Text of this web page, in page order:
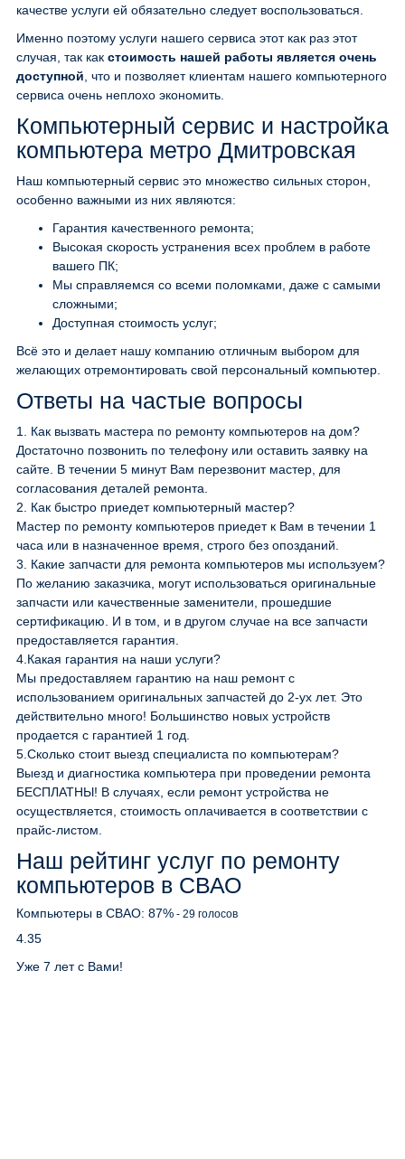
качестве услуги ей обязательно следует воспользоваться.
Именно поэтому услуги нашего сервиса этот как раз этот
случая, так как стоимость нашей работы является очень
доступной , что и позволяет клиентам нашего компьютерного
сервиса очень неплохо экономить.
Компьютерный сервис и настройка
компьютера метро Дмитровская
Наш компьютерный сервис это множество сильных сторон,
особенно важными из них являются:
Гарантия качественного ремонта;
Высокая скорость устранения всех проблем в работе
вашего ПК;
Мы справляемся со всеми поломками, даже с самыми
сложными;
Доступная стоимость услуг;
Всё это и делает нашу компанию отличным выбором для
желающих отремонтировать свой персональный компьютер.
Ответы на частые вопросы
1.
Как вызвать мастера по ремонту компьютеров на дом?
Достаточно позвонить по телефону или оставить заявку на
сайте. В течении 5 минут Вам перезвонит мастер, для
согласования деталей ремонта.
2.
Как быстро приедет компьютерный мастер?
Мастер по ремонту компьютеров приедет к Вам в течении 1
часа или в назначенное время, строго без опозданий.
3.
Какие запчасти для ремонта компьютеров мы используем?
По желанию заказчика, могут использоваться оригинальные
запчасти или качественные заменители, прошедшие
сертификацию. И в том, и в другом случае на все запчасти
предоставляется гарантия.
4. Какая гарантия на наши услуги?
Мы предоставляем гарантию на наш ремонт с
использованием оригинальных запчастей до 2-ух лет. Это
действительно много! Большинство новых устройств
продается с гарантией 1 год.
5. Сколько стоит выезд специалиста по компьютерам?
Выезд и диагностика компьютера при проведении ремонта
БЕСПЛАТНЫ! В случаях, если ремонт устройства не
осуществляется, стоимость оплачивается в соответствии с
прайс-листом.
Наш рейтинг услуг по ремонту
компьютеров в СВАО
Компьютеры в СВАО: 87% - 29 голосов
4.35
Уже 7 лет с Вами!